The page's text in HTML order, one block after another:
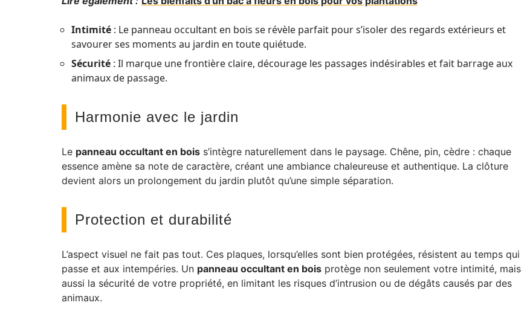
Intimité : Le panneau occultant en bois se révèle parfait pour s’isoler des regards extérieurs et
savourer ses moments au jardin en toute quiétude.
Sécurité : Il marque une frontière claire, décourage les passages indésirables et fait barrage aux
animaux de passage.
Harmonie avec le jardin
Le panneau occultant en bois s’intègre naturellement dans le paysage. Chêne, pin, cèdre : chaque
essence amène sa note de caractère, créant une ambiance chaleureuse et authentique. La clôture
devient alors un prolongement du jardin plutôt qu’une simple séparation.
Protection et durabilité
L’aspect visuel ne fait pas tout. Ces plaques, lorsqu’elles sont bien protégées, résistent au temps qui
passe et aux intempéries. Un panneau occultant en bois protège non seulement votre intimité, mais
aussi la sécurité de votre propriété, en limitant les risques d’intrusion ou de dégâts causés par des
animaux.